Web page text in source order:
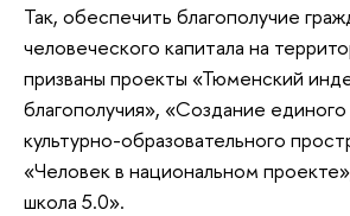
Так, обеспечить благополучие
человеческого капитала на
призваны проекты «Тюменский
благополучия», «Создание
культурно-образовательного
«Человек в национальном
школа 5.0».